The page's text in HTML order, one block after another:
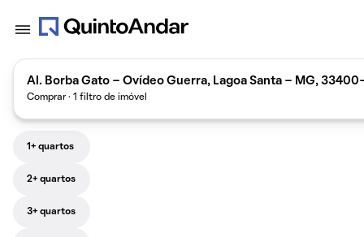
Al. Borba Gato - Ovídeo Guerra, Lagoa Santa - MG,
Comprar · 1 filtro de imóvel
1+ quartos
2+ quartos
3+ quartos